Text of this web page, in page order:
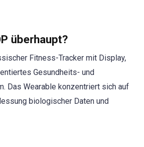
überhaupt?
Fitness-Tracker mit Display,
Gesundheits- und
Das Wearable konzentriert sich auf
biologischer Daten und